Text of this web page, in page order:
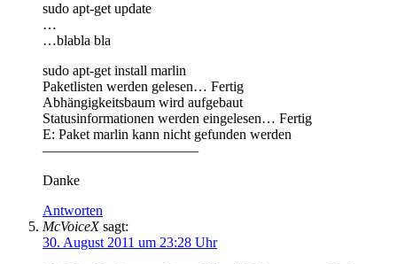
sudo apt-get update
…
…blabla bla
sudo apt-get install marlin
Paketlisten werden gelesen… Fertig
Abhängigkeitsbaum wird aufgebaut
Statusinformationen werden eingelesen… Fertig
E: Paket marlin kann nicht gefunden werden
———————————
Danke
Antworten
McVoiceX sagt:
30. August 2011 um 23:28 Uhr